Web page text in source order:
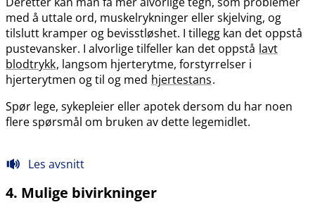
med å uttale ord, muskelrykninger eller skjelving, og
tilslutt kramper og bevisstløshet. I tillegg kan det oppstå
pustevansker. I alvorlige tilfeller kan det oppstå lavt
blodtrykk, langsom hjerterytme, forstyrrelser i
hjerterytmen og til og med hjertestans.
Spør lege, sykepleier eller apotek dersom du har noen
flere spørsmål om bruken av dette legemidlet.
Les avsnitt
4. Mulige bivirkninger